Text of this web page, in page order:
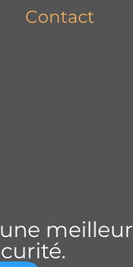
Contact
meilleur